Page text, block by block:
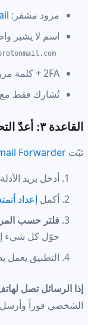
مزود مشفر:
اسم لا يشير
2FA + كلمة مرور قوية فريدة
تُشارك فقط
القاعدة ٣: أعدّ التحويل التلقائي
ثبّت Forwarder
أدخل بريد
أكمل إعداد
فلتر حسب
حوّل كل شيء
التطبيق يعمل
إذا الرسائل تصل
الشخصي فوراً وأرسل